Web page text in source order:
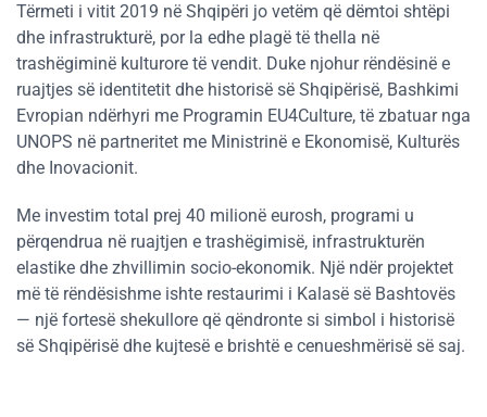
Tërmeti i vitit 2019 në Shqipëri jo vetëm që dëmtoi shtëpi
dhe infrastrukturë, por la edhe plagë të thella në
trashëgiminë kulturore të vendit. Duke njohur rëndësinë e
ruajtjes së identitetit dhe historisë së Shqipërisë, Bashkimi
Evropian ndërhyri me Programin EU4Culture, të zbatuar nga
UNOPS në partneritet me Ministrinë e Ekonomisë, Kulturës
dhe Inovacionit.
Me investim total prej 40 milionë eurosh, programi u
përqendrua në ruajtjen e trashëgimisë, infrastrukturën
elastike dhe zhvillimin socio-ekonomik. Një ndër projektet
më të rëndësishme ishte restaurimi i Kalasë së Bashtovës
— një fortesë shekullore që qëndronte si simbol i historisë
së Shqipërisë dhe kujtesë e brishtë e cenueshmërisë së saj.